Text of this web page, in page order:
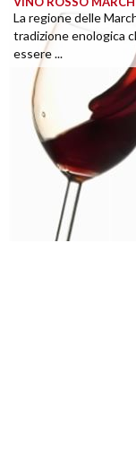
La regione delle
tradizione enologica
essere ...